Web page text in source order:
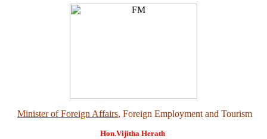
Minister of Foreign Affairs, Foreign Employment and Tourism
Hon.Vijitha Herath